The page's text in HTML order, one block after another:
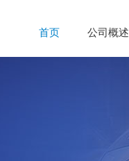
首页 公司概述